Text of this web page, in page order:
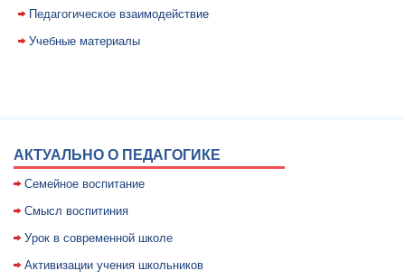
Педагогическое взаимодействие
Учебные материалы
АКТУАЛЬНО О ПЕДАГОГИКЕ
Семейное воспитание
Смысл воспитиния
Уpок в совpеменной школе
Активизации учения школьников